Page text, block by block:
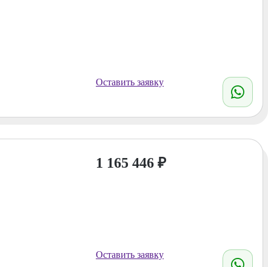
Оставить заявку
1 165 446 ₽
Оставить заявку